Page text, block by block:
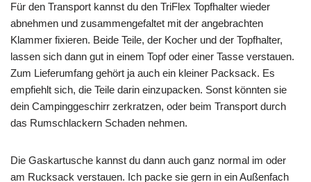
Für den Transport kannst du den TriFlex Topfhalter wieder
abnehmen und zusammengefaltet mit der angebrachten
Klammer fixieren. Beide Teile, der Kocher und der Topfhalter,
lassen sich dann gut in einem Topf oder einer Tasse verstauen.
Zum Lieferumfang gehört ja auch ein kleiner Packsack. Es
empfiehlt sich, die Teile darin einzupacken. Sonst könnten sie
dein Campinggeschirr zerkratzen, oder beim Transport durch
das Rumschlackern Schaden nehmen.
Die Gaskartusche kannst du dann auch ganz normal im oder
am Rucksack verstauen. Ich packe sie gern in ein Außenfach